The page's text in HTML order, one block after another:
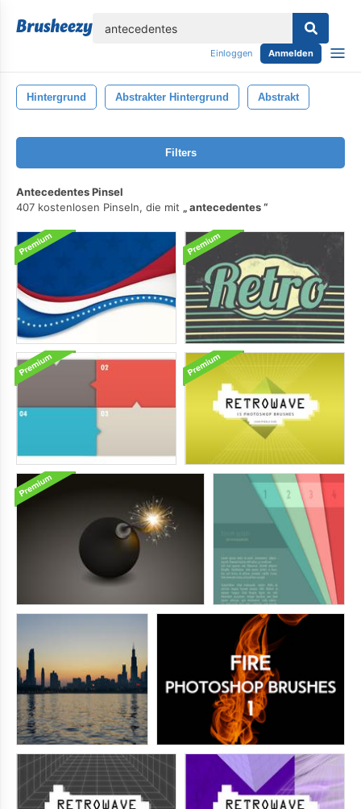
Einloggen Anmelden
Hintergrund Abstrakter Hintergrund Abstrakt
Filters
Antecedentes Pinsel
407 kostenlosen Pinseln, die mit
antecedentes